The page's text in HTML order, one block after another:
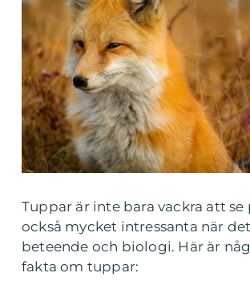
Tuppar är inte bara vackra att se
också mycket intressanta när
beteende och biologi. Här är
fakta om tuppar: